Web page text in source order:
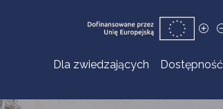
Dla zwiedzających Dostępność